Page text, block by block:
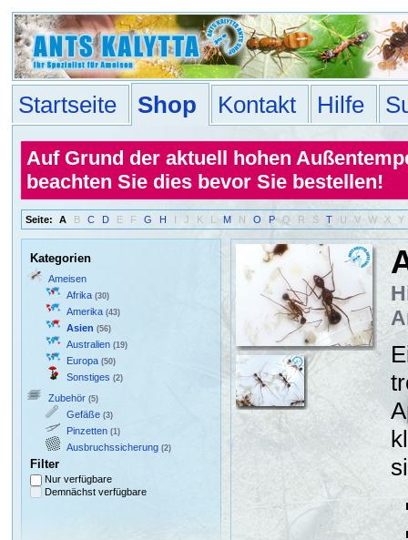
Startseite Shop Kontakt Hilfe
Auf Grund der aktuell hohen
beachten Sie dies bevor Sie bestellen!
Seite: A B C D E F G H I J K L M N O P Q R S T U V W X Y
Kategorien
Ameisen
Afrika (30)
Amerika (43)
Asien (56)
Australien (19)
Europa (50)
Sonstiges (2)
Zubehör (5)
Gefäße (3)
Pinzetten (1)
Ausbruchssicherung (2)
Filter
Nur verfügbare
Demnächst verfügbare